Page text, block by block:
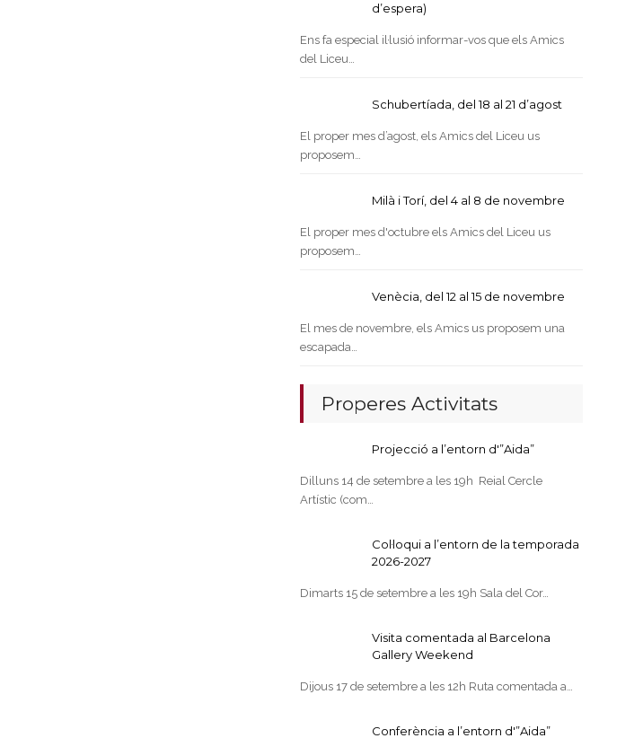
d’espera)
Ens fa especial il·lusió informar-vos que els Amics
del Liceu…
Schubertíada, del 18 al 21 d’agost
El proper mes d’agost, els Amics del Liceu us
proposem…
Milà i Torí, del 4 al 8 de novembre
El proper mes d'octubre els Amics del Liceu us
proposem…
Venècia, del 12 al 15 de novembre
El mes de novembre, els Amics us proposem una
escapada…
Properes Activitats
Projecció a l’entorn d'”Aida”
Dilluns 14 de setembre a les 19h Reial Cercle
Artístic (com…
Col·loqui a l’entorn de la temporada
2026-2027
Dimarts 15 de setembre a les 19h Sala del Cor…
Visita comentada al Barcelona
Gallery Weekend
Dijous 17 de setembre a les 12h Ruta comentada a…
Conferència a l’entorn d'”Aida”